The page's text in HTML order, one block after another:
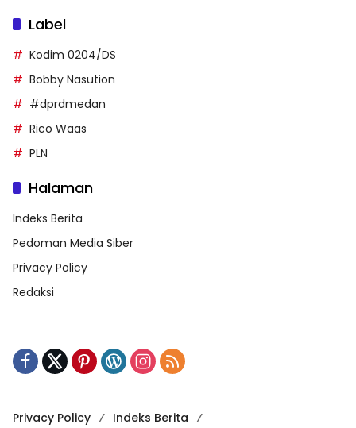
Label
Kodim 0204/DS
Bobby Nasution
#dprdmedan
Rico Waas
PLN
Halaman
Indeks Berita
Pedoman Media Siber
Privacy Policy
Redaksi
Privacy Policy Indeks Berita